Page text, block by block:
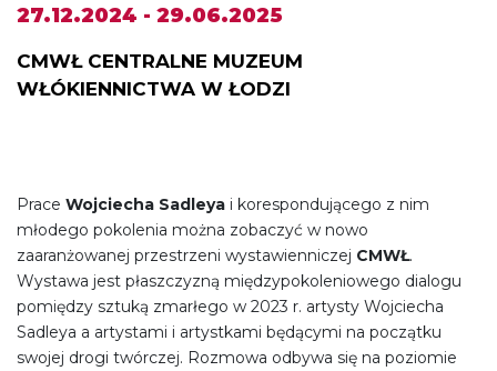
27.12.2024 - 29.06.2025
CMWŁ CENTRALNE MUZEUM
WŁÓKIENNICTWA W ŁODZI
Prace Wojciecha Sadleya i korespondującego z nim
młodego pokolenia można zobaczyć w nowo
zaaranżowanej przestrzeni wystawienniczej CMWŁ.
Wystawa jest płaszczyzną międzypokoleniowego dialogu
pomiędzy sztuką zmarłego w 2023 r. artysty Wojciecha
Sadleya a artystami i artystkami będącymi na początku
swojej drogi twórczej. Rozmowa odbywa się na poziomie